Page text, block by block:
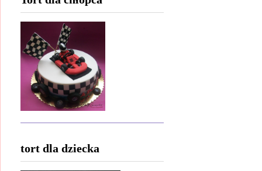
tort dla dziecka